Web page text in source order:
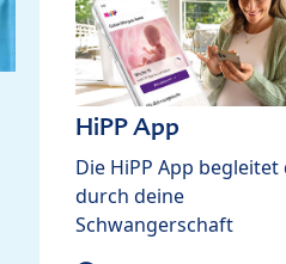
HiPP App
Die HiPP App begleitet
durch deine
Schwangerschaft